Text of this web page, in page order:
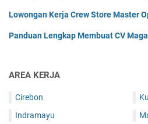
Lowongan Kerja Crew Store Master
Panduan Lengkap Membuat CV
AREA KERJA
Cirebon
Indramayu